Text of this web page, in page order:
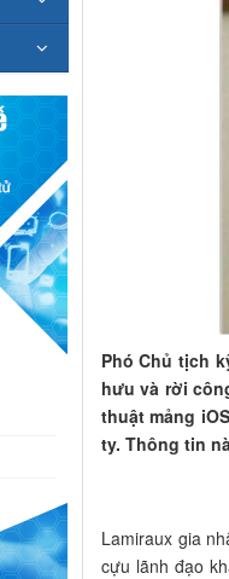
Phó Chủ tịch
hưu và rời
thuật mảng
ty. Thông tin
Lamiraux gia
cựu lãnh đạo